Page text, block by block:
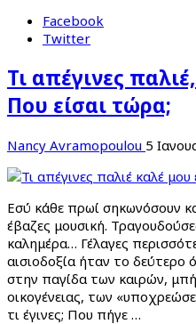
Facebook
Twitter
Τι απέγινες
Που είσαι τώρα;
Nancy Avramopoulou 5
Εσύ κάθε πρωί σηκωνόσουν
έβαζες μουσική.
καλημέρα… Γέλαγες
αισιοδοξία ήταν το δεύτερο
στην παγίδα των καιρών,
οικογένειας, των
τι έγινες; Που πήγε …